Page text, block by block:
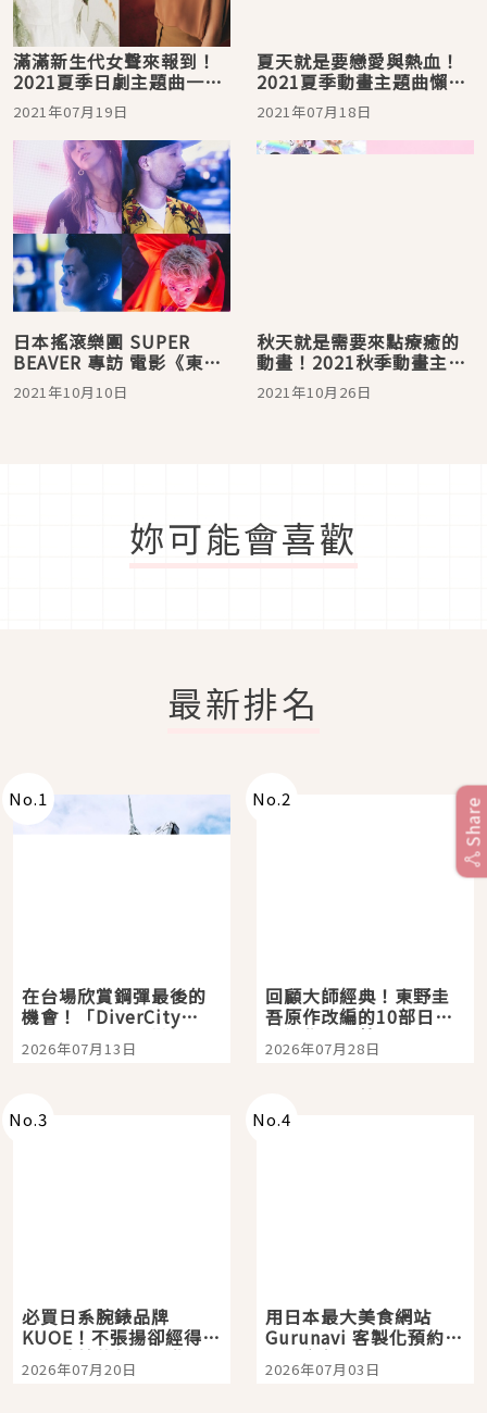
滿滿新生代女聲來報到！
2021夏季日劇主題曲一次
聽
2021年07月19日
夏天就是要戀愛與熱血！
2021夏季動畫主題曲懶人
包
2021年07月18日
日本搖滾樂團 SUPER
BEAVER 專訪 電影《東京
復仇者》主題曲〈呼喊你
的名字〉新發行
2021年10月10日
秋天就是需要來點療癒的
動畫！2021秋季動畫主題
曲懶人包
2021年10月26日
妳可能會喜歡
最新排名
No.1
在台場欣賞鋼彈最後的
機會！「DiverCity
Tokyo Plaza」搭船、
購物、美食及夜景，一
2026年07月13日
No.2
回顧大師經典！東野圭
吾原作改編的10部日本
影視作品推薦
2026年07月28日
No.3
必買日系腕錶品牌
KUOE！不張揚卻經得起
時間洗鍊的經典之作五
選
2026年07月20日
No.4
用日本最大美食網站
Gurunavi 客製化預約九
大都市餐廳，打造專屬
美食體驗！
2026年07月03日
Share